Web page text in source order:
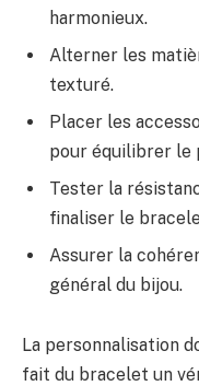
harmonieux.
Alterner les
texturé.
Placer les
pour équilibrer le
Tester la
finaliser le
Assurer la
général du bijou.
La personnalisation
fait du bracelet un